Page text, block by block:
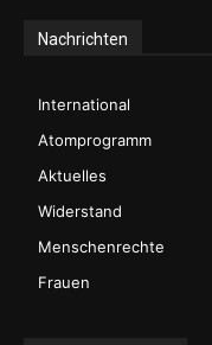
Nachrichten
International
Atomprogramm
Aktuelles
Widerstand
Menschenrechte
Frauen